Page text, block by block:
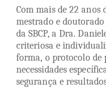
Com mais de 22 anos
mestrado e
da SBCP, a Dra.
criteriosa e
forma, o protocolo de
necessidades
segurança e